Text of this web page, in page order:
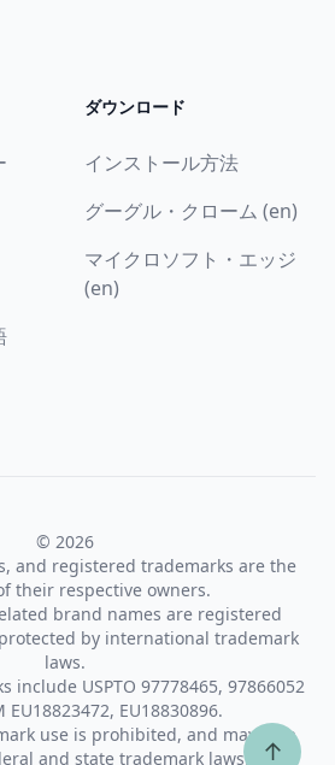
ダウンロード
インストール方法
グーグル・クローム (en)
マイクロソフト・エッジ
(en)
© 2026
and registered trademarks are the
their respective owners.
brand names are registered
by international trademark
laws.
include USPTO 97778465, 97866052
EU18823472, EU18830896.
use is prohibited, and may be a
and state trademark laws.
↑